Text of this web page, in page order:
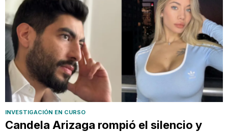
INVESTIGACIÓN EN CURSO
Candela Arizaga rompió el silencio y